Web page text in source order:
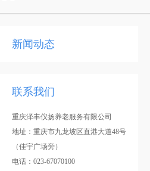
新闻动态
联系我们
重庆泽丰仪扬养老服务有限公司
地址：重庆市九龙坡区直港大道48号
（佳宇广场旁）
电话：023-67070100